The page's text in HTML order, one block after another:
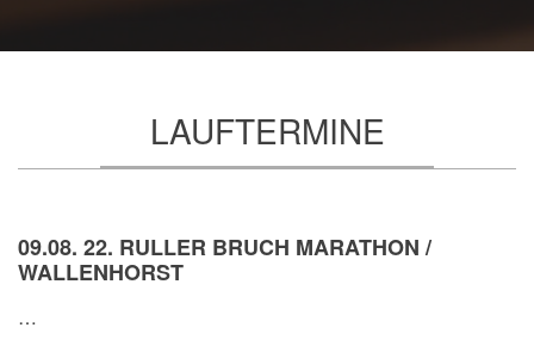
LAUFTERMINE
09.08. 22. RULLER BRUCH MARATHON /
WALLENHORST
…